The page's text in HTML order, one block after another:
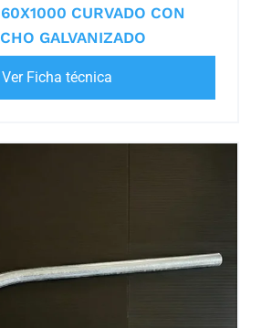
CURVADO CON
GALVANIZADO
Ver Ficha técnica